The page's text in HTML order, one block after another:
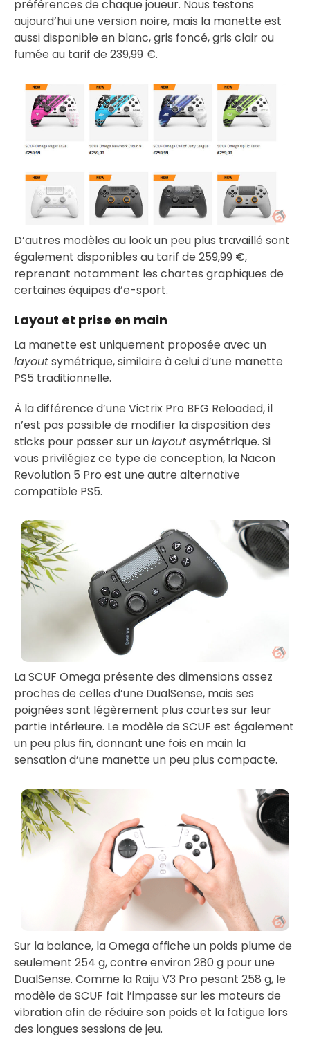
préférences de chaque joueur. Nous testons
aujourd’hui une version noire, mais la manette est
aussi disponible en blanc, gris foncé, gris clair ou
fumée au tarif de 239,99 €.
D’autres modèles au look un peu plus travaillé sont
également disponibles au tarif de 259,99 €,
reprenant notamment les chartes graphiques de
certaines équipes d’e-sport.
Layout et prise en main
La manette est uniquement proposée avec un
layoutsymétrique, similaire à celui d’une manette
PS5 traditionnelle.
À la différence d’une Victrix Pro BFG Reloaded, il
n’est pas possible de modifier la disposition des
sticks pour passer sur unlayoutasymétrique. Si
vous privilégiez ce type de conception, la Nacon
Revolution 5 Pro est une autre alternative
compatible PS5.
La SCUF Omega présente des dimensions assez
proches de celles d’une DualSense, mais ses
poignées sont légèrement plus courtes sur leur
partie intérieure. Le modèle de SCUF est également
un peu plus fin, donnant une fois en main la
sensation d’une manette un peu plus compacte.
Sur la balance, la Omega affiche un poids plume de
seulement 254 g, contre environ 280 g pour une
DualSense. Comme la Raiju V3 Pro pesant 258 g, le
modèle de SCUF fait l’impasse sur les moteurs de
vibration afin de réduire son poids et la fatigue lors
des longues sessions de jeu.